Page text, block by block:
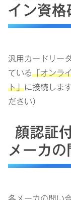
イン資格
汎用カードリー
ている「オンラ
ト」に接続しま
ださい）
顔認証
メーカ